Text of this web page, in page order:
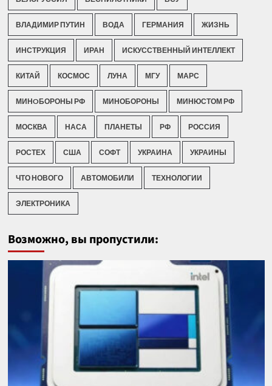
ВЛАДИМИР ПУТИН ВОДА ГЕРМАНИЯ ЖИЗНЬ
ИНСТРУКЦИЯ ИРАН ИСКУССТВЕННЫЙ ИНТЕЛЛЕКТ
КИТАЙ КОСМОС ЛУНА МГУ МАРС
МИНOБОРОНЫ РФ МИНОБОРОНЫ МИНЮСТОМ РФ
МОСКВА НАСА ПЛАНЕТЫ РФ РОССИЯ
РОСТЕХ США СОФТ УКРАИНА УКРАИНЫ
ЧТО НОВОГО АВТОМОБИЛИ ТЕХНОЛОГИИ
ЭЛЕКТРОНИКА
Возможно, вы пропустили: